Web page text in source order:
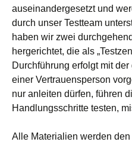
auseinandergesetzt und
durch unser Testteam
haben wir zwei
hergerichtet, die als
Durchführung erfolgt mit
einer Vertrauensperson
nur anleiten dürfen, führen
Handlungsschritte testen,
Alle Materialien werden